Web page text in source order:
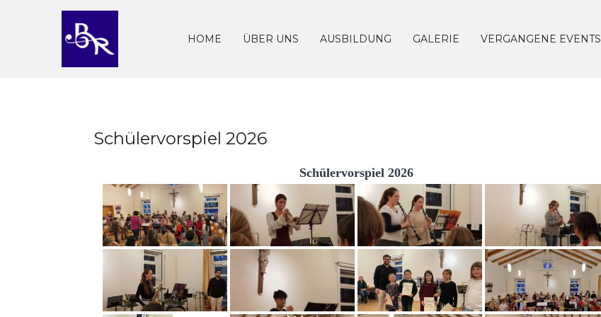
HOME ÜBER UNS AUSBILDUNG GALERIE VERGANGENE EVENTS
Schülervorspiel 2026
Schülervorspiel 2026